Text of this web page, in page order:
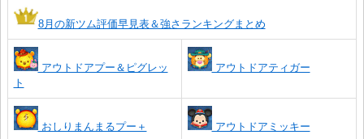
8月の新ツム評価早見表＆強さランキングまとめ
アウトドアプー＆ピグレッ
ト
アウトドアティガー
おしりまんまるプー＋ アウトドアミッキー